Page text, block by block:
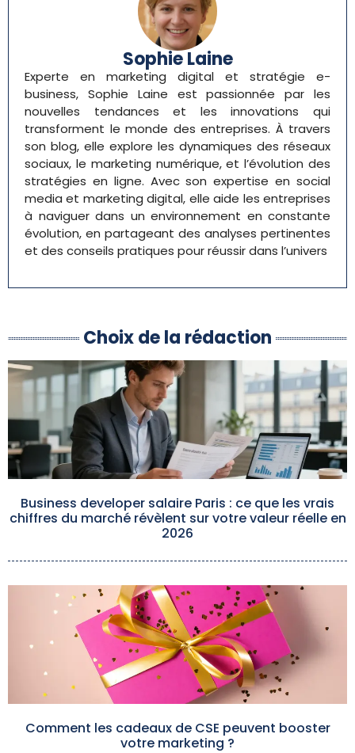
Sophie Laine
Experte en marketing digital et stratégie e-
business, Sophie Laine est passionnée par les
nouvelles tendances et les innovations qui
transforment le monde des entreprises. À travers
son blog, elle explore les dynamiques des réseaux
sociaux, le marketing numérique, et l’évolution des
stratégies en ligne. Avec son expertise en social
media et marketing digital, elle aide les entreprises
à naviguer dans un environnement en constante
évolution, en partageant des analyses pertinentes
et des conseils pratiques pour réussir dans l’univers
Choix de la rédaction
Business developer salaire Paris : ce que les vrais
chiffres du marché révèlent sur votre valeur réelle en
2026
Comment les cadeaux de CSE peuvent booster
votre marketing ?